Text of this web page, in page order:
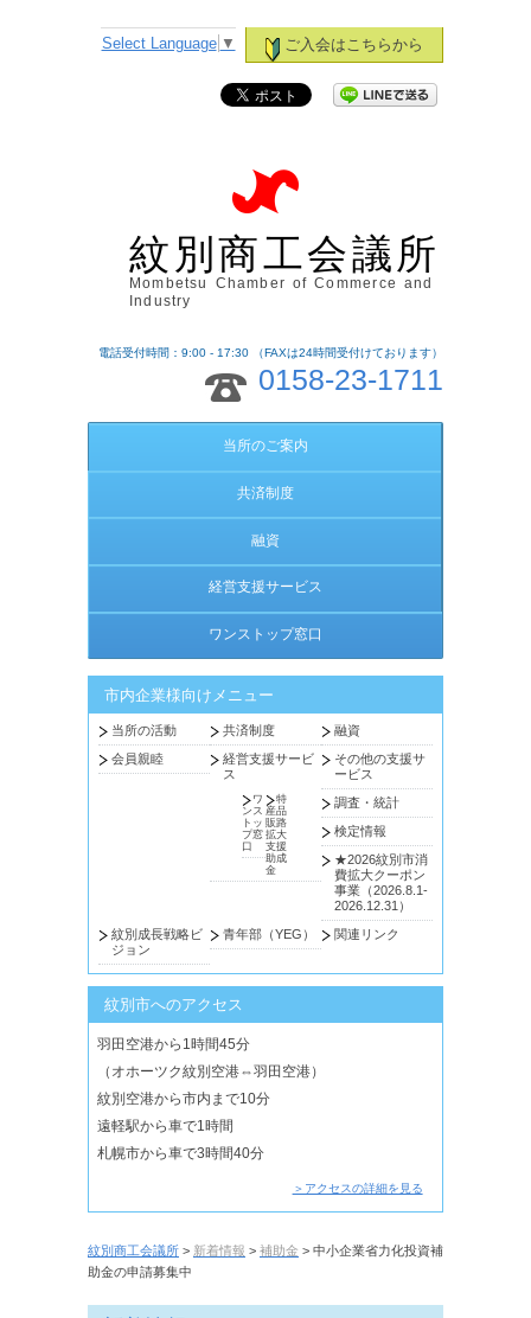
ご入会はこちらから
Select Language ▼
紋別商工会議所
Mombetsu Chamber of Commerce and
Industry
電話受付時間：9:00 - 17:30 （FAXは24時間受付けております）
0158-23-1711
当所のご案内
共済制度
融資
経営支援サービス
ワンストップ窓口
市内企業様向けメニュー
当所の活動 共済制度
融資
会員親睦
経営支援サービ
ス
ワ
ンス
トッ
プ窓
口
特
産品
販路
拡大
支援
助成
金
その他の支援サ
ービス
調査・統計
検定情報
★2026紋別市消
費拡大クーポン
事業（2026.8.1-
2026.12.31）
紋別成長戦略ビ
ジョン
青年部（YEG） 関連リンク
紋別市へのアクセス
羽田空港から1時間45分
（オホーツク紋別空港⇔羽田空港）
紋別空港から市内まで10分
遠軽駅から車で1時間
札幌市から車で3時間40分
＞アクセスの詳細を見る
紋別商工会議所 > 新着情報 > 補助金 > 中小企業省力化投資補
助金の申請募集中